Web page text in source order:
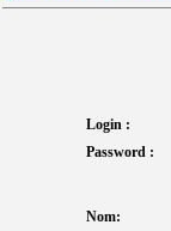
Login :
Password :
Nom: